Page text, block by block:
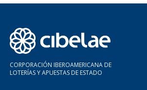
CORPORACIÓN IBEROAMERICANA DE
LOTERÍAS Y APUESTAS DE ESTADO